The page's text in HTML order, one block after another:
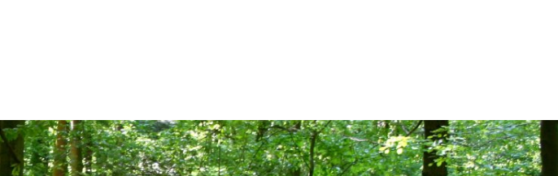
FREIZEIT STANDORT